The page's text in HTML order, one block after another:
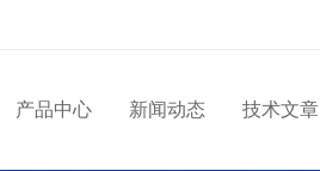
产品中心 新闻动态 技术文章